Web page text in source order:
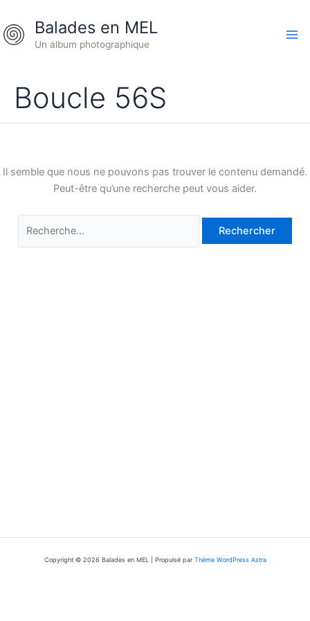
au
contenu
Balades en MEL
Un album photographique
Boucle 56S
Il semble que nous ne pouvons pas trouver le contenu demandé.
Peut-être qu’une recherche peut vous aider.
Copyright © 2026 Balades en MEL | Propulsé parThème WordPress Astra